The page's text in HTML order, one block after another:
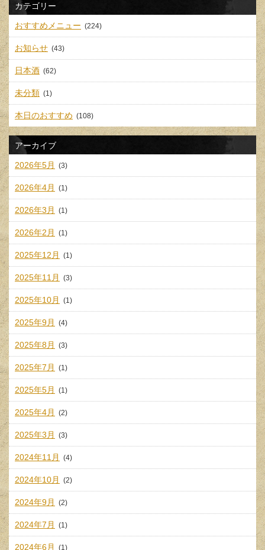
カテゴリー
おすすめメニュー (224)
お知らせ (43)
日本酒 (62)
未分類 (1)
本日のおすすめ (108)
アーカイブ
2026年5月 (3)
2026年4月 (1)
2026年3月 (1)
2026年2月 (1)
2025年12月 (1)
2025年11月 (3)
2025年10月 (1)
2025年9月 (4)
2025年8月 (3)
2025年7月 (1)
2025年5月 (1)
2025年4月 (2)
2025年3月 (3)
2024年11月 (4)
2024年10月 (2)
2024年9月 (2)
2024年7月 (1)
2024年6月 (1)